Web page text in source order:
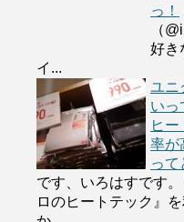
っ！
（
好き
イ...
ユニ
いっ
ヒ
率が
って
です、いろはすです
ロのヒートテック』